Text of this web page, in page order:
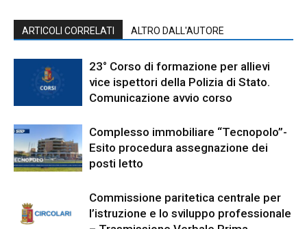
ARTICOLI CORRELATI ALTRO DALL'AUTORE
23° Corso di formazione per allievi
vice ispettori della Polizia di Stato.
Comunicazione avvio corso
Complesso immobiliare “Tecnopolo”-
Esito procedura assegnazione dei
posti letto
Commissione paritetica centrale per
l’istruzione e lo sviluppo professionale